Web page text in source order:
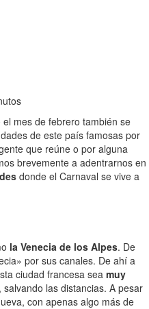
el mes de febrero también se
de este país famosas por
que reúne o por alguna
brevemente a adentrarnos en
donde el Carnaval se vive a
la Venecia de los Alpes. De
por sus canales. De ahí a
ciudad francesa sea muy
, salvando las distancias. A pesar
con apenas algo más de